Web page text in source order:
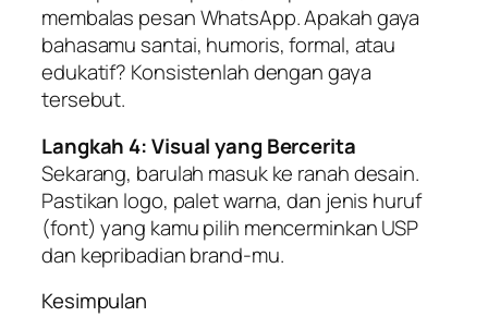
membalas pesan WhatsApp. Apakah gaya
bahasamu santai, humoris, formal, atau
edukatif? Konsistenlah dengan gaya
tersebut.
Langkah 4: Visual yang Bercerita
Sekarang, barulah masuk ke ranah desain.
Pastikan logo, palet warna, dan jenis huruf
(font) yang kamu pilih mencerminkan USP
dan kepribadianbrand-mu.
Kesimpulan